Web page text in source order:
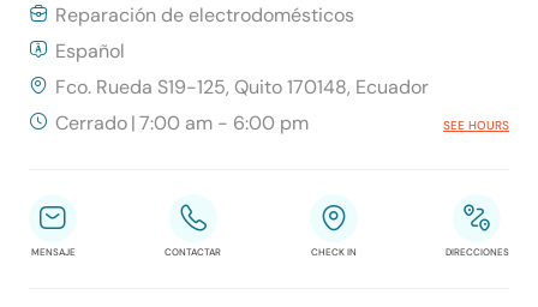
Reparación de electrodomésticos
Español
Fco. Rueda S19-125, Quito 170148, Ecuador
Cerrado|7:00 am - 6:00 pm SEE HOURS
MENSAJE CONTACTAR CHECK IN DIRECCIONES